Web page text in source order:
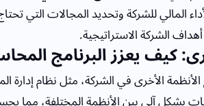
المالي للشركة وتحديد المجالات التي
الشركة الاستراتيجية.
كيف يعزز البرنامج
الأخرى في الشركة، مثل نظام إدارة